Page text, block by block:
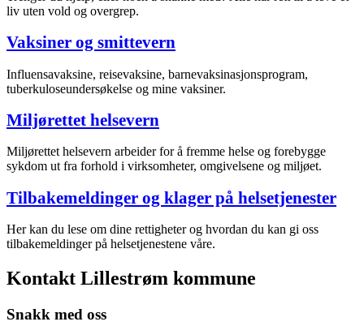
liv uten vold og overgrep.
Vaksiner og smittevern
Influensavaksine, reisevaksine, barnevaksinasjonsprogram,
tuberkuloseundersøkelse og mine vaksiner.
Miljørettet helsevern
Miljørettet helsevern arbeider for å fremme helse og forebygge
sykdom ut fra forhold i virksomheter, omgivelsene og miljøet.
Tilbakemeldinger og klager på helsetjenester
Her kan du lese om dine rettigheter og hvordan du kan gi oss
tilbakemeldinger på helsetjenestene våre.
Kontakt Lillestrøm kommune
Snakk med oss